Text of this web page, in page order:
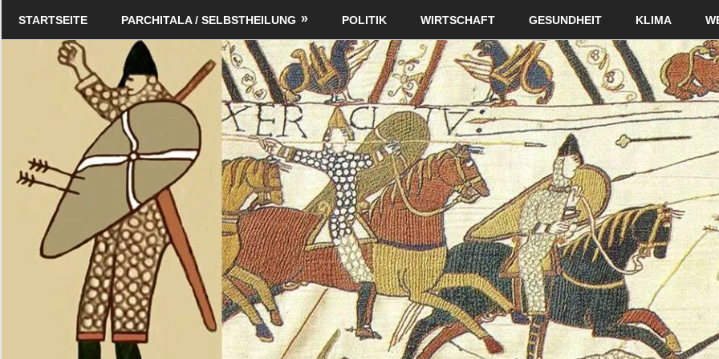
Schildverlag
STARTSEITE PARCHITALA / SELBSTHEILUNG POLITIK WIRTSCHAFT GESUNDHEIT KLIMA